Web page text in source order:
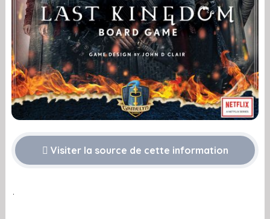
Visiter la source de cette information
.